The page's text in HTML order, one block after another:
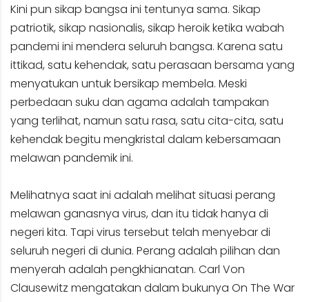
Kini pun sikap bangsa ini tentunya sama. Sikap
patriotik, sikap nasionalis, sikap heroik ketika wabah
pandemi ini mendera seluruh bangsa. Karena satu
ittikad, satu kehendak, satu perasaan bersama yang
menyatukan untuk bersikap membela. Meski
perbedaan suku dan agama adalah tampakan
yang terlihat, namun satu rasa, satu cita-cita, satu
kehendak begitu mengkristal dalam kebersamaan
melawan pandemik ini.
Melihatnya saat ini adalah melihat situasi perang
melawan ganasnya virus, dan itu tidak hanya di
negeri kita. Tapi virus tersebut telah menyebar di
seluruh negeri di dunia. Perang adalah pilihan dan
menyerah adalah pengkhianatan. Carl Von
Clausewitz mengatakan dalam bukunya On The War